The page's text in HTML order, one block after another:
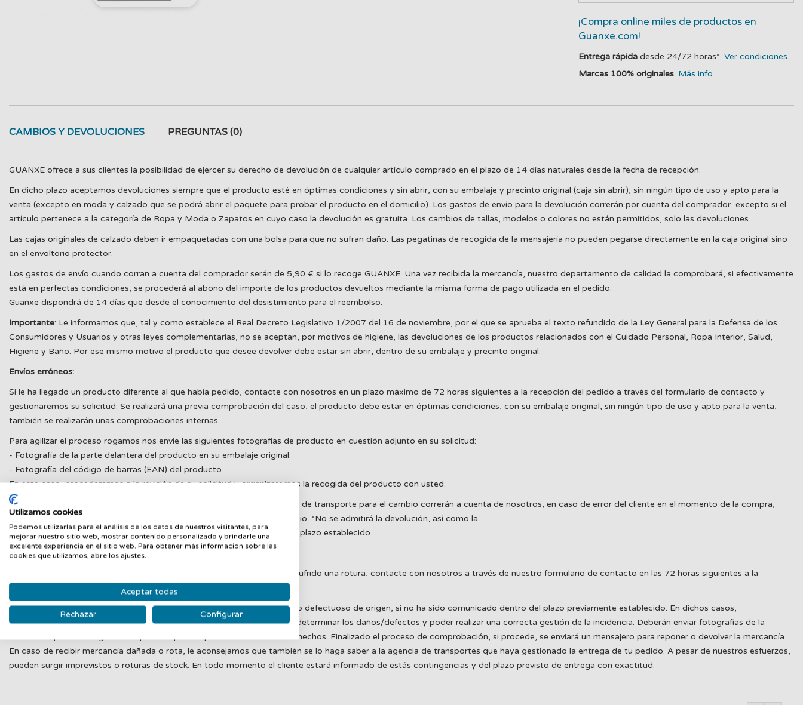
¡Compra online miles de productos en
Guanxe.com!
Entrega rápida desde 24/72 horas*.Ver condiciones.
Marcas 100% originales. Más info.
CAMBIOS Y DEVOLUCIONES PREGUNTAS (0)
GUANXE ofrece a sus clientes la posibilidad de ejercer su derecho de devolución de cualquier artículo comprado en el plazo de 14 días naturales desde la fecha de recepción.
En dicho plazo aceptamos devoluciones siempre que el producto esté en óptimas condiciones y sin abrir, con su embalaje y precinto original (caja sin abrir), sin ningún tipo de uso y apto para la
venta (excepto en moda y calzado que se podrá abrir el paquete para probar el producto en el domicilio). Los gastos de envío para la devolución correrán por cuenta del comprador, excepto si el
artículo pertenece a la categoría de Ropa y Moda o Zapatos en cuyo caso la devolución es gratuita. Los cambios de tallas, modelos o colores no están permitidos, solo las devoluciones.
Las cajas originales de calzado deben ir empaquetadas con una bolsa para que no sufran daño. Las pegatinas de recogida de la mensajería no pueden pegarse directamente en la caja original sino
en el envoltorio protector.
Los gastos de envío cuando corran a cuenta del comprador serán de 5,90 € si lo recoge GUANXE. Una vez recibida la mercancía, nuestro departamento de calidad la comprobará, si efectivamente
está en perfectas condiciones, se procederá al abono del importe de los productos devueltos mediante la misma forma de pago utilizada en el pedido.
Guanxe dispondrá de 14 días que desde el conocimiento del desistimiento para el reembolso.
Importante: Le informamos que, tal y como establece el Real Decreto Legislativo 1/2007 del 16 de noviembre, por el que se aprueba el texto refundido de la Ley General para la Defensa de los
Consumidores y Usuarios y otras leyes complementarias, no se aceptan, por motivos de higiene, las devoluciones de los productos relacionados con el Cuidado Personal, Ropa Interior, Salud,
Higiene y Baño. Por ese mismo motivo el producto que desee devolver debe estar sin abrir, dentro de su embalaje y precinto original.
Envíos erróneos:
Si le ha llegado un producto diferente al que había pedido, contacte con nosotros en un plazo máximo de 72 horas siguientes a la recepción del pedido a través del formulario de contacto y
gestionaremos su solicitud. Se realizará una previa comprobación del caso, el producto debe estar en óptimas condiciones, con su embalaje original, sin ningún tipo de uso y apto para la venta,
también se realizarán unas comprobaciones internas.
Para agilizar el proceso rogamos nos envíe las siguientes fotografías de producto en cuestión adjunto en su solicitud:
- Fotografía de la parte delantera del producto en su embalaje original.
- Fotografía del código de barras (EAN) del producto.
En este caso, procederemos a la revisión de su solicitud y organizaremos la recogida del producto con usted.
En caso de un error de GUANXE en la preparación del pedido, los gastos de transporte para el cambio correrán a cuenta de nosotros, en caso de error del cliente en el momento de la compra,
deberá abonar el cliente, el coste del servicio de transporte para el cambio. *No se admitirá la devolución, así como la
reclamación de un artículo faltante, si no ha sido comunicado dentro del plazo establecido.
Roturas o defectos de origen:
En el caso de que su pedido haya llegado defectuoso desde origen o a sufrido una rotura, contacte con nosotros a través de nuestro formulario de contacto en las 72 horas siguientes a la
recepción y gestionaremos su incidencia.
Importante: No se admitirá la devolución de un artículo dañado, así como defectuoso de origen, si no ha sido comunicado dentro del plazo previamente establecido. En dichos casos,
necesitaremos siempre una o varias pruebas del comprador para poder determinar los daños/defectos y poder realizar una correcta gestión de la incidencia. Deberán enviar fotografías de la
mercancía/pedido o alguna otra prueba que nos permita determinar los hechos. Finalizado el proceso de comprobación, si procede, se enviará un mensajero para reponer o devolver la mercancía.
En caso de recibir mercancía dañada o rota, le aconsejamos que también se lo haga saber a la agencia de transportes que haya gestionado la entrega de tu pedido. A pesar de nuestros esfuerzos,
pueden surgir imprevistos o roturas de stock. En todo momento el cliente estará informado de estás contingencias y del plazo previsto de entrega con exactitud.
Utilizamos cookies
Podemos utilizarlas para el análisis de los datos de nuestros visitantes, para
mejorar nuestro sitio web, mostrar contenido personalizado y brindarle una
excelente experiencia en el sitio web. Para obtener más información sobre las
cookies que utilizamos, abre los ajustes.
Aceptar todas
Rechazar Configurar